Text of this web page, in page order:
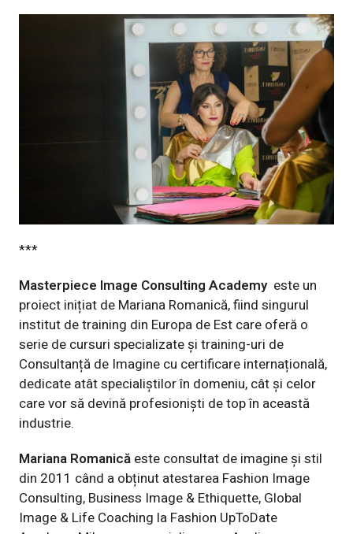
***
Masterpiece Image Consulting Academyeste un
proiect inițiat de Mariana Romanică, fiind singurul
institut de training din Europa de Est care oferă o
serie de cursuri specializate și training-uri de
Consultanță de Imagine cu certificare internațională,
dedicate atât specialiștilor în domeniu, cât și celor
care vor să devină profesioniști de top în această
industrie.
Mariana Romanică este consultat de imagine și stil
din 2011 când a obținut atestarea Fashion Image
Consulting, Business Image & Ethiquette, Global
Image & Life Coaching la Fashion UpToDate